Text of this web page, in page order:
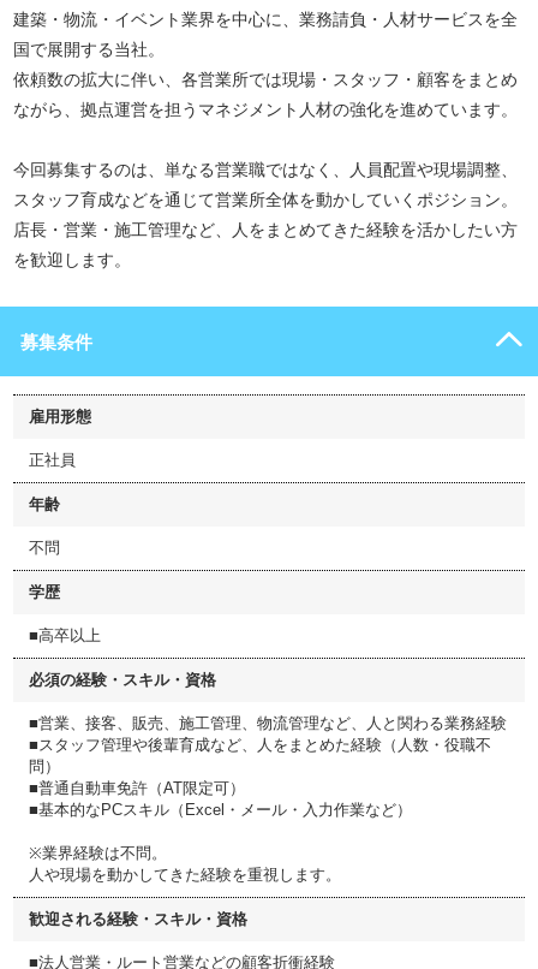
建築・物流・イベント業界を中心に、業務請負・人材サービスを全
国で展開する当社。
依頼数の拡大に伴い、各営業所では現場・スタッフ・顧客をまとめ
ながら、拠点運営を担うマネジメント人材の強化を進めています。
今回募集するのは、単なる営業職ではなく、人員配置や現場調整、
スタッフ育成などを通じて営業所全体を動かしていくポジション。
店長・営業・施工管理など、人をまとめてきた経験を活かしたい方
を歓迎します。
募集条件
雇用形態
正社員
年齢
不問
学歴
■高卒以上
必須の経験・スキル・資格
■営業、接客、販売、施工管理、物流管理など、人と関わる業務経験
■スタッフ管理や後輩育成など、人をまとめた経験（人数・役職不
問）
■普通自動車免許（AT限定可）
■基本的なPCスキル（Excel・メール・入力作業など）
※業界経験は不問。
人や現場を動かしてきた経験を重視します。
歓迎される経験・スキル・資格
■法人営業・ルート営業などの顧客折衝経験